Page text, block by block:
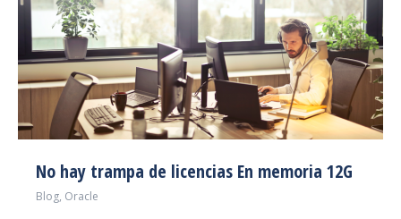
No hay trampa de licencias En memoria 12G
Blog, Oracle